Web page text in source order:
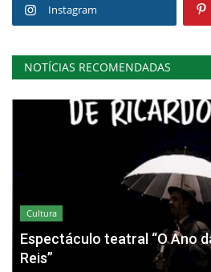
Instagram
NOTÍCIAS RECOMENDADAS
Cultura
Espectáculo teatral “O Ano
Reis”